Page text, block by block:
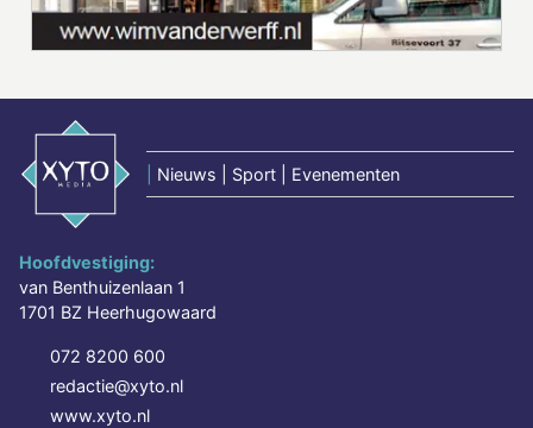
Nieuws | Sport | Evenementen
Hoofdvestiging:
van Benthuizenlaan 1
1701 BZ Heerhugowaard
072 8200 600
redactie@xyto.nl
www.xyto.nl